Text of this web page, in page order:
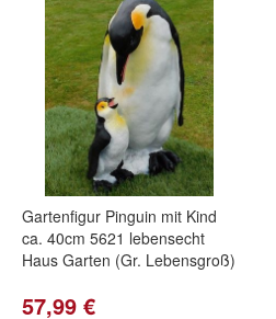
Gartenfigur Pinguin mit Kind
ca. 40cm 5621 lebensecht
Haus Garten (Gr. Lebensgroß)
57,99 €